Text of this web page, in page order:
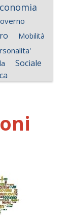
Mobilità
Sociale